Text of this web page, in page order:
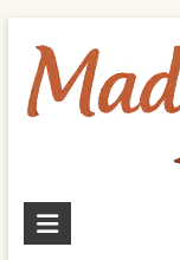
content
Made